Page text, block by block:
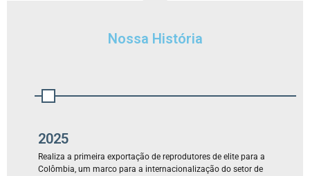
Nossa História
2025
Realiza a primeira exportação de reprodutores de elite para a
Colômbia, um marco para a internacionalização do setor de